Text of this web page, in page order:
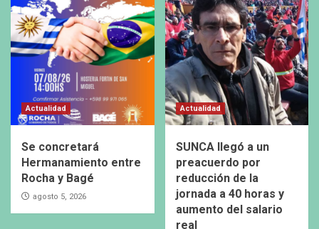
Actualidad
Se concretará
Hermanamiento entre
Rocha y Bagé
agosto 5, 2026
Actualidad
SUNCA llegó a un
preacuerdo por
reducción de la
jornada a 40 horas y
aumento del salario
real